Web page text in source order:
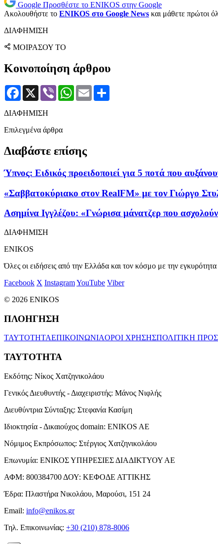
Google Προσθέστε το ENIKOS στην Google
Ακολουθήστε το ENIKOS στο Google News και μάθετε πρώτοι
ΔΙΑΦΗΜΙΣΗ
ΜΟΙΡΑΣΟΥ ΤΟ
Κοινοποίηση άρθρου
Facebook
X Viber WhatsApp
Email
ΔΙΑΦΗΜΙΣΗ
Επιλεγμένα άρθρα
Διαβάστε επίσης
Ύπνος: Ειδικός προειδοποιεί για 5 ποτά που
«Σαββατοκύριακο στον RealFM» με τον Γιώργο
Ασημίνα Ιγγλέζου: «Γνώρισα μάνατζερ που
ΔΙΑΦΗΜΙΣΗ
ENIKOS
Όλες οι ειδήσεις από την Ελλάδα και τον κόσμο με την
Facebook X InstagramYouTube Viber
© 2026 ENIKOS
ΠΛΟΗΓΗΣΗ
ΤΑΥΤΟΤΗΤΑΕΠΙΚΟΙΝΩΝΙΑΟΡΟΙ ΧΡΗΣΗΣΠΟΛΙΤΙΚΗ
ΤΑΥΤΟΤΗΤΑ
Εκδότης: Νίκος Χατζηνικολάου
Γενικός Διευθυντής - Διαχειριστής: Μάνος Νιφλής
Διευθύντρια Σύνταξης: Στεφανία Κασίμη
Ιδιοκτησία - Δικαιούχος domain: ENIKOS AE
Νόμιμος Εκπρόσωπος: Στέργιος Χατζηνικολάου
Επωνυμία: ΕΝΙΚΟΣ ΥΠΗΡΕΣΙΕΣ ΔΙΑΔΙΚΤΥΟΥ ΑΕ
ΑΦΜ: 800384700 ΔΟΥ: ΚΕΦΟΔΕ ΑΤΤΙΚΗΣ
Έδρα: Πλαστήρα Νικολάου, Μαρούσι, 151 24
Email: info@enikos.gr
Τηλ. Επικοινωνίας: +30 (210) 878-8006